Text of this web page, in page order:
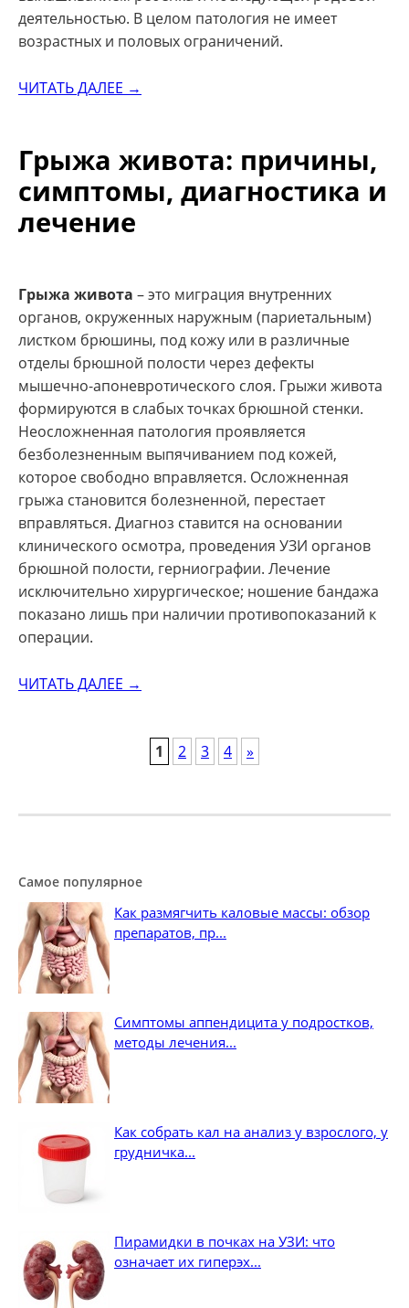
деятельностью. В целом патология не имеет
возрастных и половых ограничений.
ЧИТАТЬ ДАЛЕЕ →
Грыжа живота: причины,
симптомы, диагностика и
лечение
Грыжа живота – это миграция внутренних
органов, окруженных наружным (париетальным)
листком брюшины, под кожу или в различные
отделы брюшной полости через дефекты
мышечно-апоневротического слоя. Грыжи живота
формируются в слабых точках брюшной стенки.
Неосложненная патология проявляется
безболезненным выпячиванием под кожей,
которое свободно вправляется. Осложненная
грыжа становится болезненной, перестает
вправляться. Диагноз ставится на основании
клинического осмотра, проведения УЗИ органов
брюшной полости, герниографии. Лечение
исключительно хирургическое; ношение бандажа
показано лишь при наличии противопоказаний к
операции.
ЧИТАТЬ ДАЛЕЕ →
1 2 3 4 »
Самое популярное
Как размягчить каловые массы: обзор
препаратов, пр...
Симптомы аппендицита у подростков,
методы лечения...
Как собрать кал на анализ у взрослого, у
грудничка...
Пирамидки в почках на УЗИ: что
означает их гиперэх...